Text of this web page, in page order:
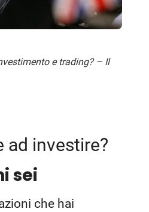
e trading? – Il
ad investire?
sei
che hai